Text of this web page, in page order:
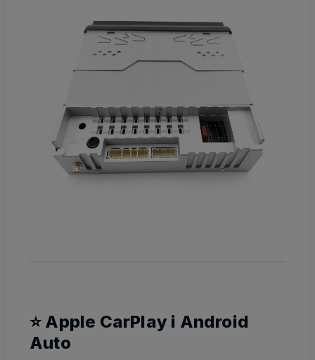
⭐ Apple CarPlay i Android
Auto